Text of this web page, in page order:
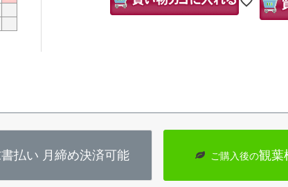
払い 月締め決済可能 ご購入後の観葉